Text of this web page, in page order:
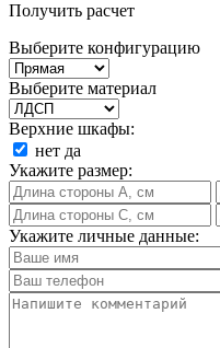
Получить расчет
Выберите конфигурацию
Выберите материал
Верхние шкафы:
нет да
Укажите размер:
Укажите личные данные: